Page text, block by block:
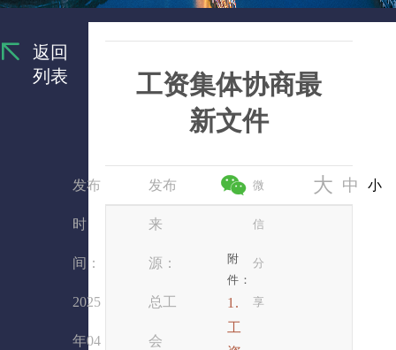
返回
列表
工资集体协商最
新文件
发布
时
间：
2025
年04
发布
来
源：
总工
会
微
信
分
享
大 中 小
附
件：
1.
工